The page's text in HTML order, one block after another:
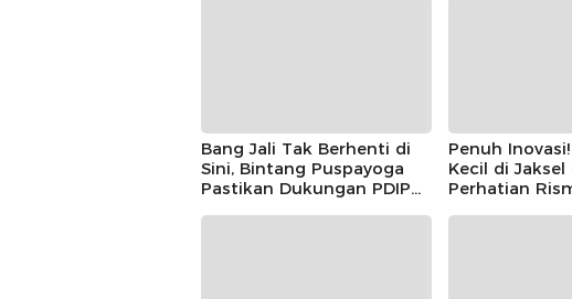
Bang Jali Tak Berhenti di
Sini, Bintang Puspayoga
Pastikan Dukungan PDIP
Penuh
Kecil di Jaksel
Perhatian